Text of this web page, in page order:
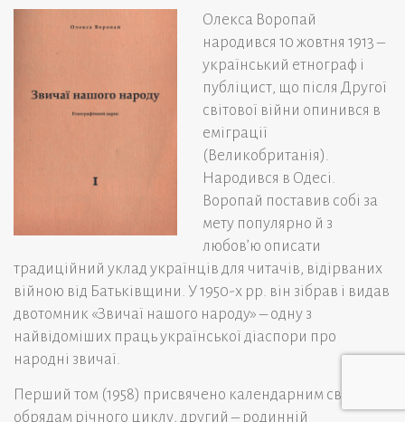
Олекса Воропай
народився 10 жовтня 1913 –
український етнограф і
публіцист, що після Другої
світової війни опинився в
еміграції
(Великобританія).
Народився в Одесі.
Воропай поставив собі за
мету популярно й з
любов’ю описати
традиційний уклад українців для читачів, відірваних
війною від Батьківщини. У 1950-х рр. він зібрав і видав
двотомник «Звичаї нашого народу» – одну з
найвідоміших праць української діаспори про
народні звичаї.
Перший том (1958) присвячено календарним святам та
обрядам річного циклу, другий – родинній